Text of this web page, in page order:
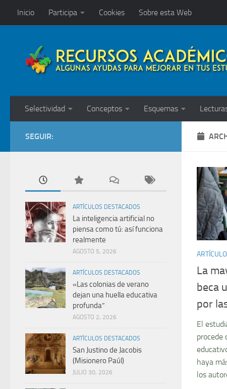
Saltar al contenido
Inicio Participa Cookies Sobre esta Web
Selectividad Conceptos Esquemas
La
beca
por
El
procede
haya
los
SEGUIR:
ARTÍCULOS DESTACADOS
La inteligencia artificial no
piensa como tú: así funciona
realmente
AGOSTO 5, 2026
ARTÍCULOS DESTACADOS
«Las colonias de verano
dejan una huella educativa
profunda”
AGOSTO 2, 2026
ARTÍCULOS DESTACADOS
San Justino de Jacobis
(Misionero Paúl)
JULIO 30, 2026